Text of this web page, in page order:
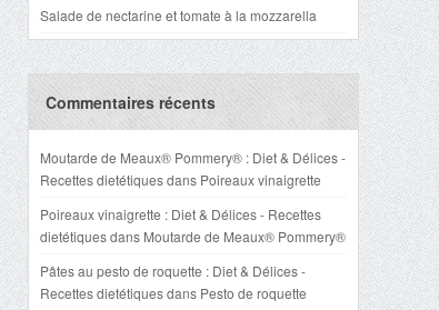
Salade de nectarine et tomate à la mozzarella
Commentaires récents
Moutarde de Meaux® Pommery® : Diet & Délices -
Recettes dietétiquesdans Poireaux vinaigrette
Poireaux vinaigrette : Diet & Délices - Recettes
dietétiquesdans Moutarde de Meaux® Pommery®
Pâtes au pesto de roquette : Diet & Délices -
Recettes dietétiquesdans Pesto de roquette